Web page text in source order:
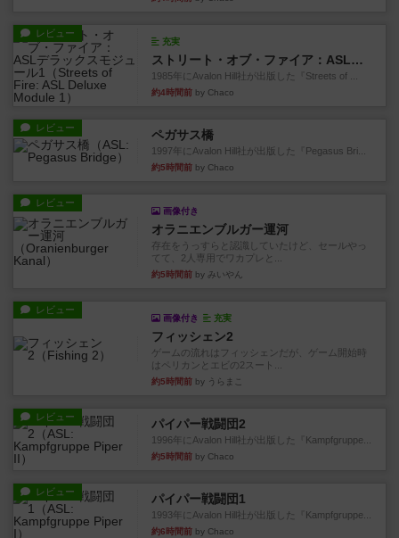
レビュー
充実
ストリート・オブ・ファイア：ASLデラックスモジュール1
1985年にAvalon Hill社が出版した『Streets of ...
約4時間前 by Chaco
レビュー ペガサス橋
1997年にAvalon Hill社が出版した『Pegasus Bri...
約5時間前 by Chaco
レビュー
画像付き
オラニエンブルガー運河
存在をうっすらと認識していたけど、セールやっ
てて、2人専用でワカプレと...
約5時間前 by みいやん
レビュー
画像付き 充実
フィッシェン2
ゲームの流れはフィッシェンだが、ゲーム開始時
はペリカンとエビの2スート...
約5時間前 by うらまこ
レビュー パイパー戦闘団2
1996年にAvalon Hill社が出版した『Kampfgruppe...
約5時間前 by Chaco
レビュー パイパー戦闘団1
1993年にAvalon Hill社が出版した『Kampfgruppe...
約6時間前 by Chaco